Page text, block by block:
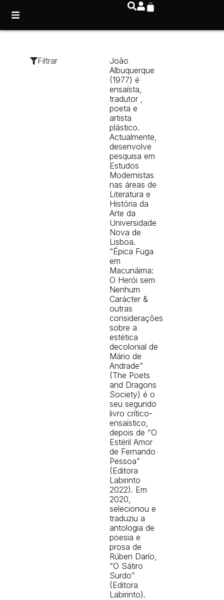
Filtrar
João
Albuquerque
(1977) é
ensaísta,
tradutor ,
poeta e
artista
plástico.
Actualmente,
desenvolve
pesquisa em
Estudos
Modernistas
nas áreas de
Literatura e
História da
Arte da
Universidade
Nova de
Lisboa.
“Épica Fuga
em
Macunáima:
O Herói sem
Nenhum
Carácter &
outras
considerações
sobre a
estética
decolonial de
Mário de
Andrade”
(The Poets
and Dragons
Society) é o
seu segundo
livro crítico-
ensaístico,
depois de “O
Estéril Amor
de Fernando
Pessoa”
(Editora
Labirinto
2022). Em
2020,
selecionou e
traduziu a
antologia de
poesia e
prosa de
Rúben Darío,
“O Sátiro
Surdo”
(Editora
Labirinto).